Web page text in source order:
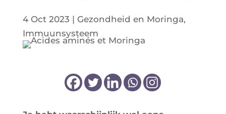
4 Oct 2023 | Gezondheid en Moringa,
Immuunsysteem